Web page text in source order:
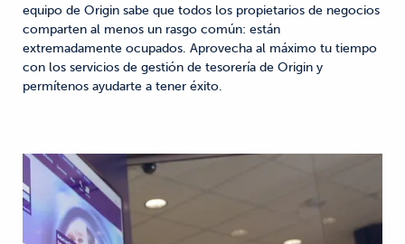
equipo de Origin sabe que todos los propietarios de negocios
comparten al menos un rasgo común: están
extremadamente ocupados. Aprovecha al máximo tu tiempo
con los servicios de gestión de tesorería de Origin y
permítenos ayudarte a tener éxito.